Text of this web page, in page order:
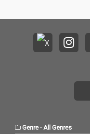
Genre- All Genres